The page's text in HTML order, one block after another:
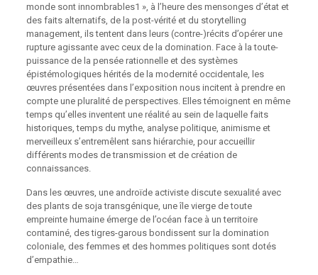
monde sont innombrables1 », à l’heure des mensonges d’état et
des faits alternatifs, de la post-vérité et du storytelling
management, ils tentent dans leurs (contre-)récits d’opérer une
rupture agissante avec ceux de la domination. Face à la toute-
puissance de la pensée rationnelle et des systèmes
épistémologiques hérités de la modernité occidentale, les
œuvres présentées dans l’exposition nous incitent à prendre en
compte une pluralité de perspectives. Elles témoignent en même
temps qu’elles inventent une réalité au sein de laquelle faits
historiques, temps du mythe, analyse politique, animisme et
merveilleux s’entremêlent sans hiérarchie, pour accueillir
différents modes de transmission et de création de
connaissances.
Dans les œuvres, une androïde activiste discute sexualité avec
des plants de soja transgénique, une île vierge de toute
empreinte humaine émerge de l’océan face à un territoire
contaminé, des tigres-garous bondissent sur la domination
coloniale, des femmes et des hommes politiques sont dotés
d’empathie…